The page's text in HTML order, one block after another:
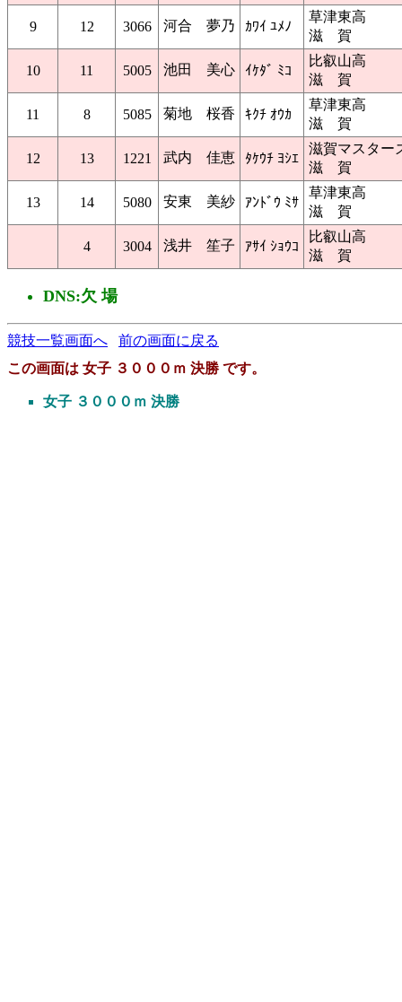
9 12 3066 河合 夢乃 ｶﾜｲ ﾕﾒﾉ
草津東高
滋 賀
10 11 5005 池田 美心 ｲｹﾀﾞ ﾐｺ
比叡山高
滋 賀
11 8 5085 菊地 桜香 ｷｸﾁ ｵｳｶ
草津東高
滋 賀
12 13 1221 武内 佳恵 ﾀｹｳﾁ ﾖｼｴ
滋賀マスター
滋 賀
13 14 5080 安東 美紗 ｱﾝﾄﾞｳ ﾐｻ
草津東高
滋 賀
4 3004 浅井 笙子 ｱｻｲ ｼｮｳｺ
比叡山高
滋 賀
DNS:欠 場
競技一覧画面へ
前の画面に戻る
この画面は 女子 ３０００ｍ 決勝 です。
女子 ３０００ｍ 決勝